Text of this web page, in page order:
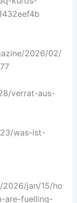
2026/02/
verrat-aus-
was-ist-
jan/15/ho
are-fuelling-